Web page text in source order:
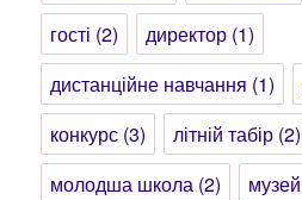
гості (2) директор (1)
дистанційне навчання (1)
конкурс (3) літній табір (2)
молодша школа (2) музей